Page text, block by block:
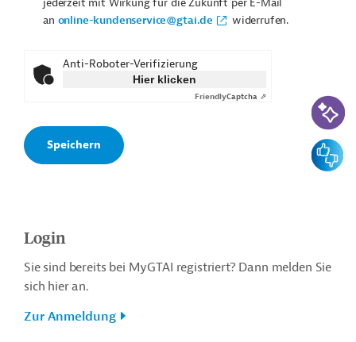
jederzeit mit Wirkung für die Zukunft per E-Mail
an online-kundenservice@gtai.de widerrufen.
Anti-Roboter-Verifizierung
Hier klicken
FriendlyCaptcha ⇗
Login
Sie sind bereits bei MyGTAI registriert? Dann melden Sie
sich hier an.
Zur Anmeldung
KI-